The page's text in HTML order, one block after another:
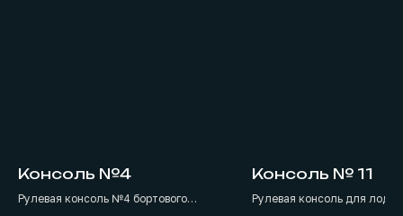
Консоль №4
Рулевая консоль №4 бортового
Консоль № 11
Рулевая консоль для